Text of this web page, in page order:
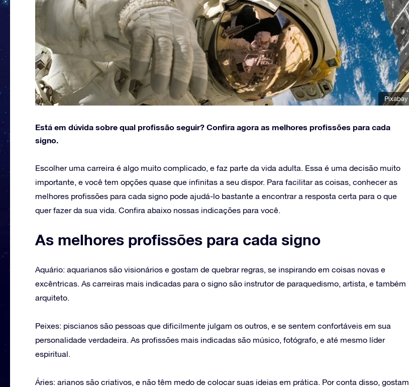
Pixabay
Está em dúvida sobre qual profissão seguir? Confira agora as melhores profissões para cada
signo.
Escolher uma carreira é algo muito complicado, e faz parte da vida adulta. Essa é uma decisão muito
importante, e você tem opções quase que infinitas a seu dispor. Para facilitar as coisas, conhecer as
melhores profissões para cada signo pode ajudá-lo bastante a encontrar a resposta certa para o que
quer fazer da sua vida. Confira abaixo nossas indicações para você.
As melhores profissões para cada signo
Aquário: aquarianos são visionários e gostam de quebrar regras, se inspirando em coisas novas e
excêntricas. As carreiras mais indicadas para o signo são instrutor de paraquedismo, artista, e também
arquiteto.
Peixes: piscianos são pessoas que dificilmente julgam os outros, e se sentem confortáveis em sua
personalidade verdadeira. As profissões mais indicadas são músico, fotógrafo, e até mesmo líder
espiritual.
Áries: arianos são criativos, e não têm medo de colocar suas ideias em prática. Por conta disso, gostam